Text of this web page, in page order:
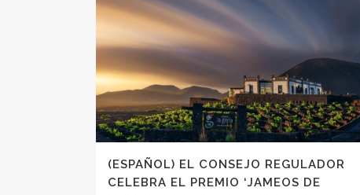
(ESPAÑOL) EL CONSEJO REGULADOR
CELEBRA EL PREMIO ‘JAMEOS DE